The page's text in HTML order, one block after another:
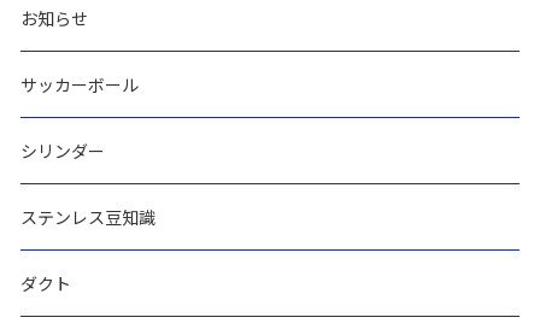
お知らせ
サッカーボール
シリンダー
ステンレス豆知識
ダクト